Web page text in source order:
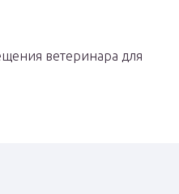
ветеринара для